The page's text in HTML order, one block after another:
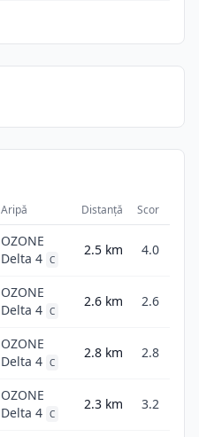
Aripă Distanță Scor
OZONE
Delta 4 C
2.5 km 4.0
OZONE
Delta 4 C
2.6 km 2.6
OZONE
Delta 4 C
2.8 km 2.8
OZONE
Delta 4 C
2.3 km 3.2